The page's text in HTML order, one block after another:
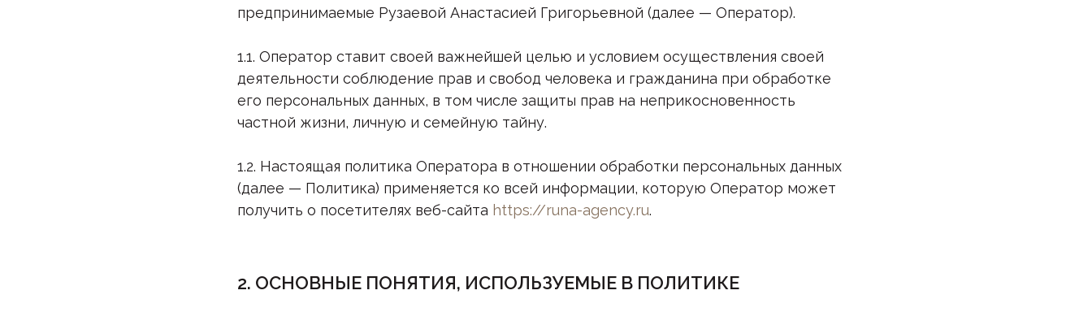
предпринимаемые Рузаевой Анастасией Григорьевной (далее — Оператор).
1.1. Оператор ставит своей важнейшей целью и условием осуществления своей
деятельности соблюдение прав и свобод человека и гражданина при обработке
его персональных данных, в том числе защиты прав на неприкосновенность
частной жизни, личную и семейную тайну.
1.2. Настоящая политика Оператора в отношении обработки персональных данных
(далее — Политика) применяется ко всей информации, которую Оператор может
получить о посетителях веб-сайта https://runa-agency.ru.
2. ОСНОВНЫЕ ПОНЯТИЯ, ИСПОЛЬЗУЕМЫЕ В ПОЛИТИКЕ